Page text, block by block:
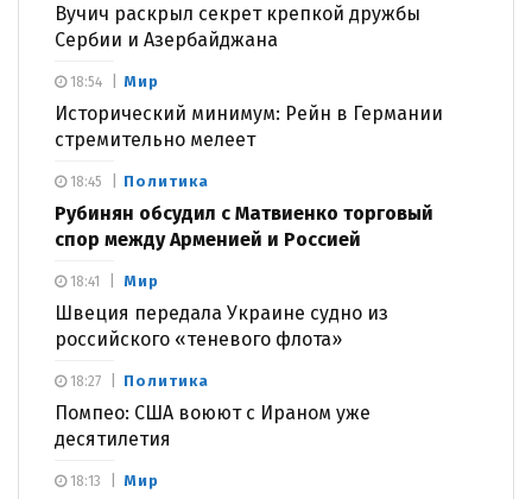
Вучич раскрыл секрет крепкой дружбы
Сербии и Азербайджана
Мир
Исторический минимум: Рейн в Германии
стремительно мелеет
18:54
Политика
Рубинян обсудил с Матвиенко торговый
спор между Арменией и Россией
18:45
Мир
Швеция передала Украине судно из
российского «теневого флота»
18:41
Политика
Помпео: США воюют с Ираном уже
десятилетия
18:27
Мир
18:13